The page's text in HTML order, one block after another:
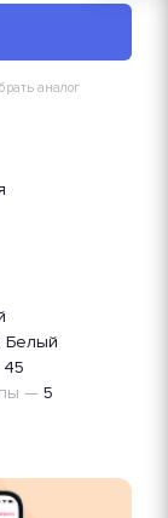
аналог
Белый
45
— 5